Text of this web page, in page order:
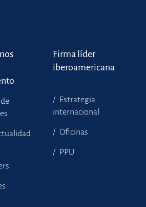
Firma líder
iberoamericana
Estrategia
internacional
Oficinas
PPU